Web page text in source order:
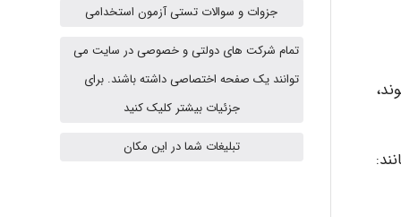
fahimeh sheibani
ABOALFZAL ZAREI
جزوات و سوالات تستی آزمون استخدامی
تمام شرکت های دولتی و خصوصی در سایت می
توانند یک صفحه اختصاصی داشته باشند. برای
جزئیات بیشتر کلیک کنید
تبلیغات شما در این مکان